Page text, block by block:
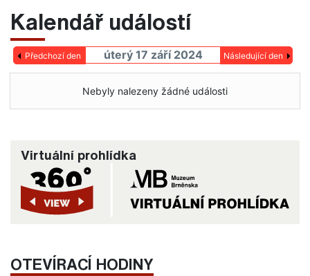
Kalendář událostí
Předchozí den úterý 17 září 2024 Následující den
Nebyly nalezeny žádné události
Virtuální prohlídka
OTEVÍRACÍ HODINY